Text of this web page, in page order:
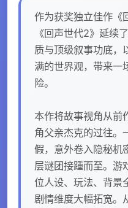
作为获奖独立佳作《
《回声世代2》延续
质与顶级叙事功底，
满的世界观，带来一
险。
本作将故事视角从前
角父亲杰克的过往。
假，意外卷入隐秘机
层谜团接踵而至。游
位人设、玩法、背景
剧情维度大幅拓宽。